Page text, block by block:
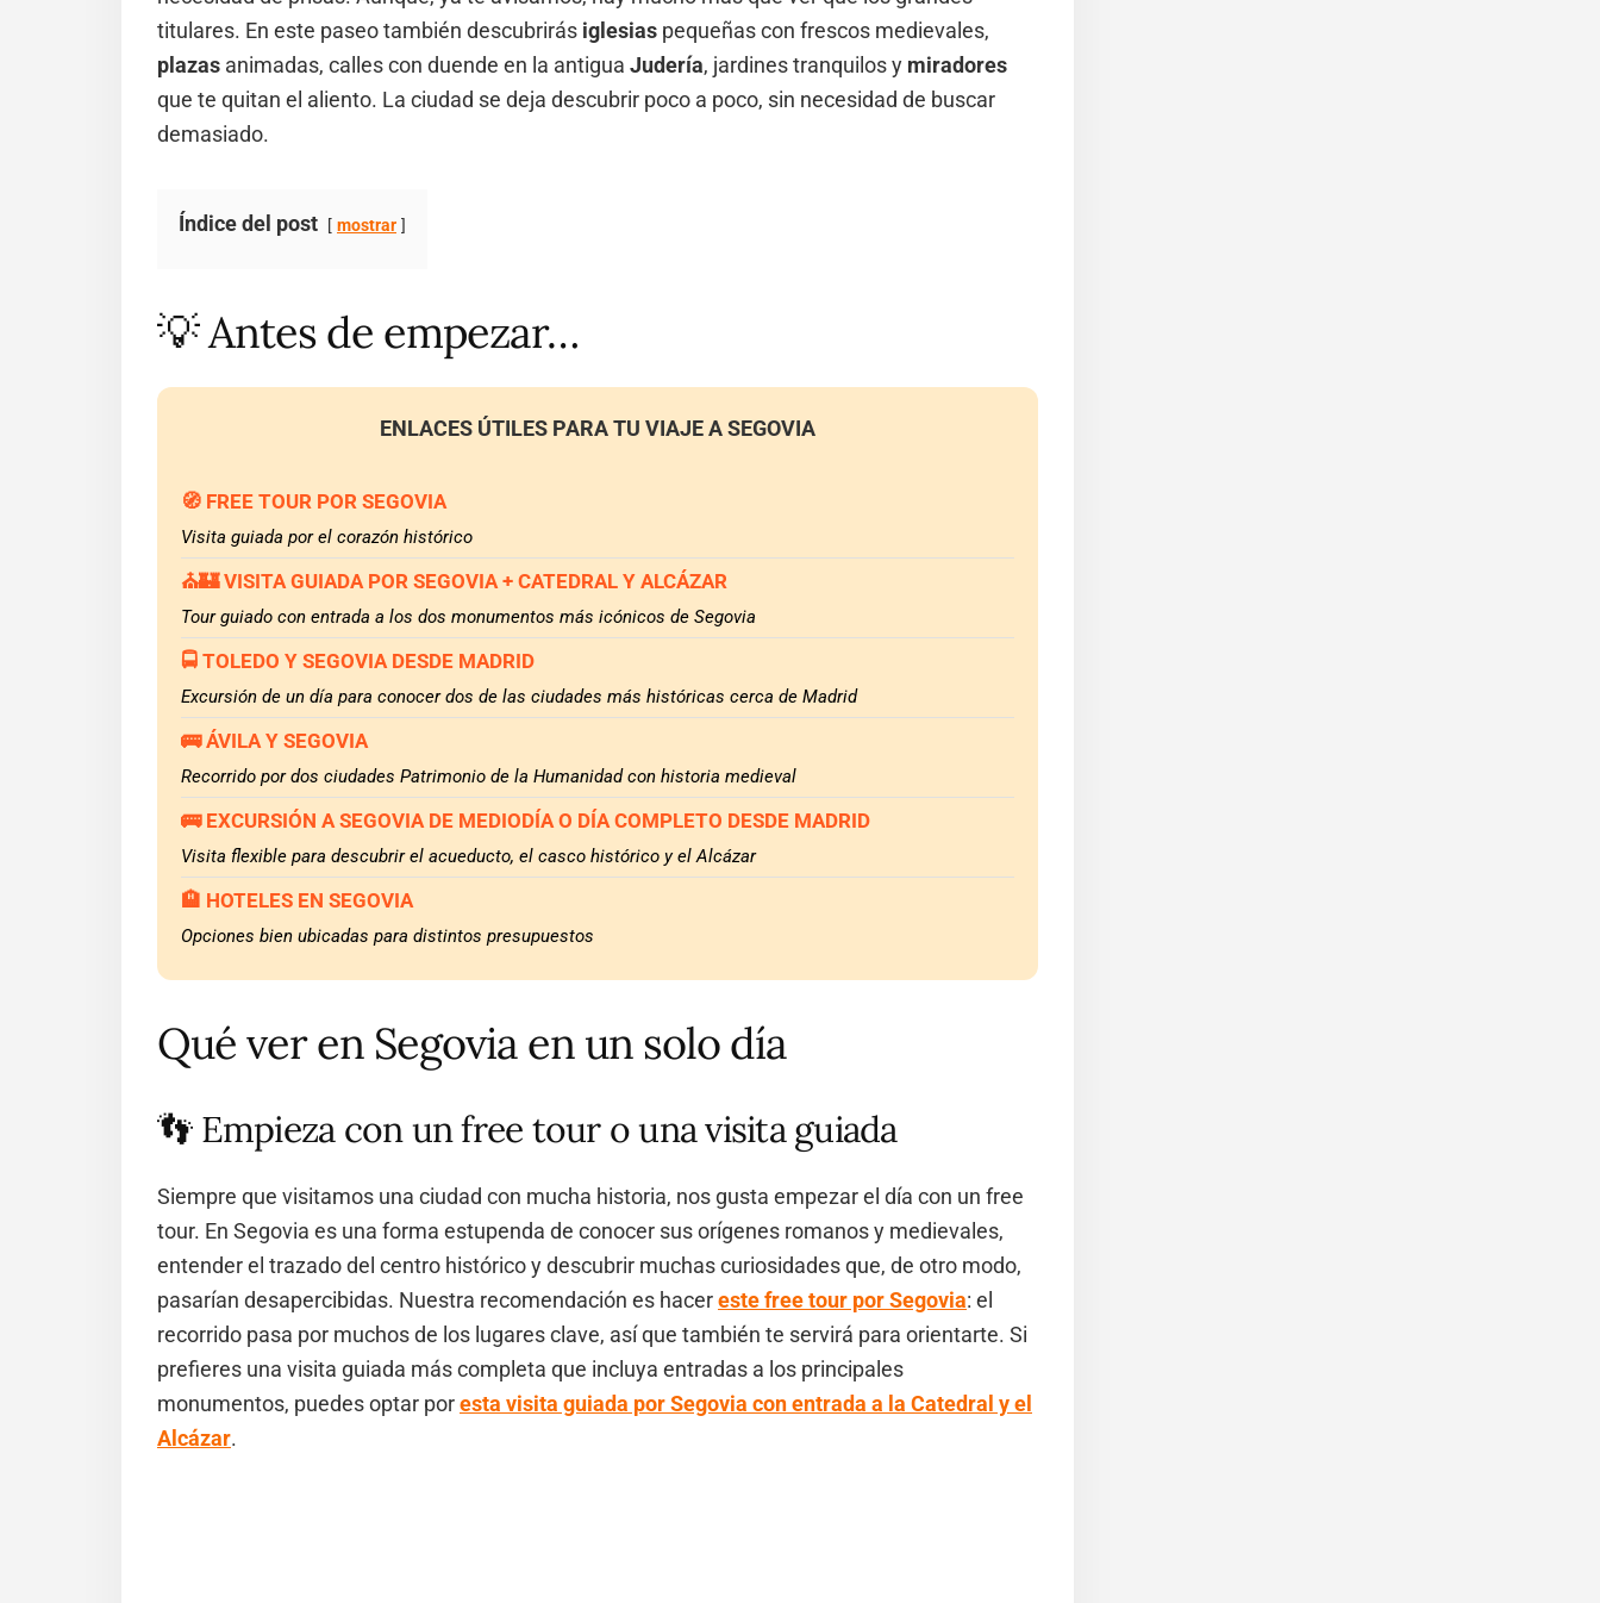
titulares. En este paseo también descubrirás iglesias pequeñas con frescos medievales,
plazas animadas, calles con duende en la antigua Judería, jardines tranquilos y miradores
que te quitan el aliento. La ciudad se deja descubrir poco a poco, sin necesidad de buscar
demasiado.
Índice del post mostrar
💡 Antes de empezar…
ENLACES ÚTILES PARA TU VIAJE A SEGOVIA
🧭 FREE TOUR POR SEGOVIA
Visita guiada por el corazón histórico
⛪🏰 VISITA GUIADA POR SEGOVIA + CATEDRAL Y ALCÁZAR
Tour guiado con entrada a los dos monumentos más icónicos de Segovia
🚍 TOLEDO Y SEGOVIA DESDE MADRID
Excursión de un día para conocer dos de las ciudades más históricas cerca de Madrid
🚌 ÁVILA Y SEGOVIA
Recorrido por dos ciudades Patrimonio de la Humanidad con historia medieval
🚌 EXCURSIÓN A SEGOVIA DE MEDIODÍA O DÍA COMPLETO DESDE MADRID
Visita flexible para descubrir el acueducto, el casco histórico y el Alcázar
🏨 HOTELES EN SEGOVIA
Opciones bien ubicadas para distintos presupuestos
Qué ver en Segovia en un solo día
👣 Empieza con un free tour o una visita guiada
Siempre que visitamos una ciudad con mucha historia, nos gusta empezar el día con un free
tour. En Segovia es una forma estupenda de conocer sus orígenes romanos y medievales,
entender el trazado del centro histórico y descubrir muchas curiosidades que, de otro modo,
pasarían desapercibidas. Nuestra recomendación es hacereste free tour por Segovia: el
recorrido pasa por muchos de los lugares clave, así que también te servirá para orientarte. Si
prefieres una visita guiada más completa que incluya entradas a los principales
monumentos, puedes optar poresta visita guiada por Segovia con entrada a la Catedral y el
Alcázar.